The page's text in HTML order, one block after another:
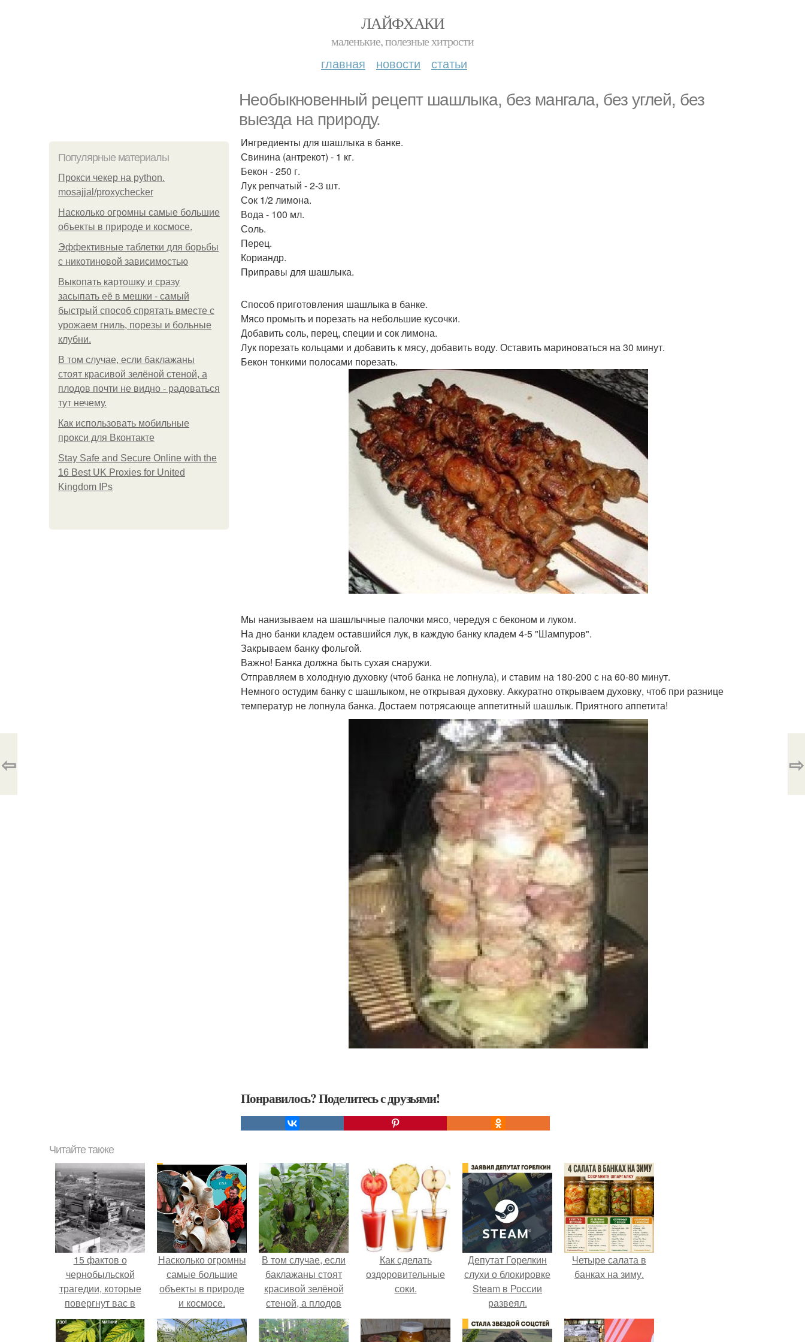
ЛАЙФХАКИ
маленькие, полезные хитрости
главная новости статьи
Необыкновенный рецепт шашлыка, без мангала, без углей, без
выезда на природу.
Популярные материалы
Прокси чекер на python.
mosajjal/proxychecker
Насколько огромны самые большие
объекты в природе и космосе.
Эффективные таблетки для борьбы
с никотиновой зависимостью
Выкопать картошку и сразу
засыпать её в мешки - самый
быстрый способ спрятать вместе с
урожаем гниль, порезы и больные
клубни.
В том случае, если баклажаны
стоят красивой зелёной стеной, а
плодов почти не видно - радоваться
тут нечему.
Как использовать мобильные
прокси для Вконтакте
Stay Safe and Secure Online with the
16 Best UK Proxies for United
Kingdom IPs
Ингредиенты для шашлыка в банке.
Свинина (антрекот) - 1 кг.
Бекон - 250 г.
Лук репчатый - 2-3 шт.
Сок 1/2 лимона.
Вода - 100 мл.
Соль.
Перец.
Кориандр.
Приправы для шашлыка.
Способ приготовления шашлыка в банке.
Мясо промыть и порезать на небольшие кусочки.
Добавить соль, перец, специи и сок лимона.
Лук порезать кольцами и добавить к мясу, добавить воду. Оставить мариноваться на 30 минут.
Бекон тонкими полосами порезать.
Мы нанизываем на шашлычные палочки мясо, чередуя с беконом и луком.
На дно банки кладем оставшийся лук, в каждую банку кладем 4-5 "Шампуров".
Закрываем банку фольгой.
Важно! Банка должна быть сухая снаружи.
Отправляем в холодную духовку (чтоб банка не лопнула), и ставим на 180-200 с на 60-80 минут.
Немного остудим банку с шашлыком, не открывая духовку. Аккуратно открываем духовку, чтоб при разнице
температур не лопнула банка. Достаем потрясающе аппетитный шашлык. Приятного аппетита!
Понравилось? Поделитесь с друзьями!
⇦ ⇨
Читайте также
15 фактов о
чернобыльской
трагедии, которые
повергнут вас в
ужас.
Насколько огромны
самые большие
объекты в природе
и космосе.
В том случае, если
баклажаны стоят
красивой зелёной
стеной, а плодов
почти не видно -
радоваться тут
Как сделать
оздоровительные
соки.
Депутат Горелкин
слухи о блокировке
Steam в России
развеял.
Четыре салата в
банках на зиму.